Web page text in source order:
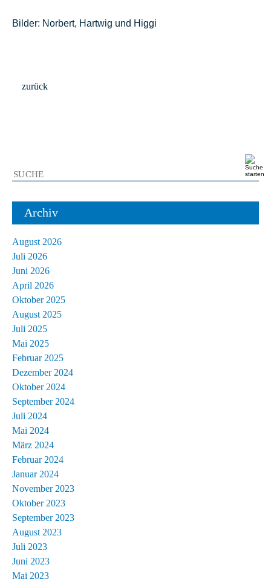
Bilder: Norbert, Hartwig und Higgi
zurück
Archiv
August 2026
Juli 2026
Juni 2026
April 2026
Oktober 2025
August 2025
Juli 2025
Mai 2025
Februar 2025
Dezember 2024
Oktober 2024
September 2024
Juli 2024
Mai 2024
März 2024
Februar 2024
Januar 2024
November 2023
Oktober 2023
September 2023
August 2023
Juli 2023
Juni 2023
Mai 2023